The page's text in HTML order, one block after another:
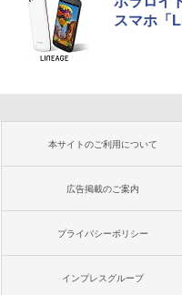
スマホ「
本サイトのご利用について
広告掲載のご案内
プライバシーポリシー
インプレスグループ